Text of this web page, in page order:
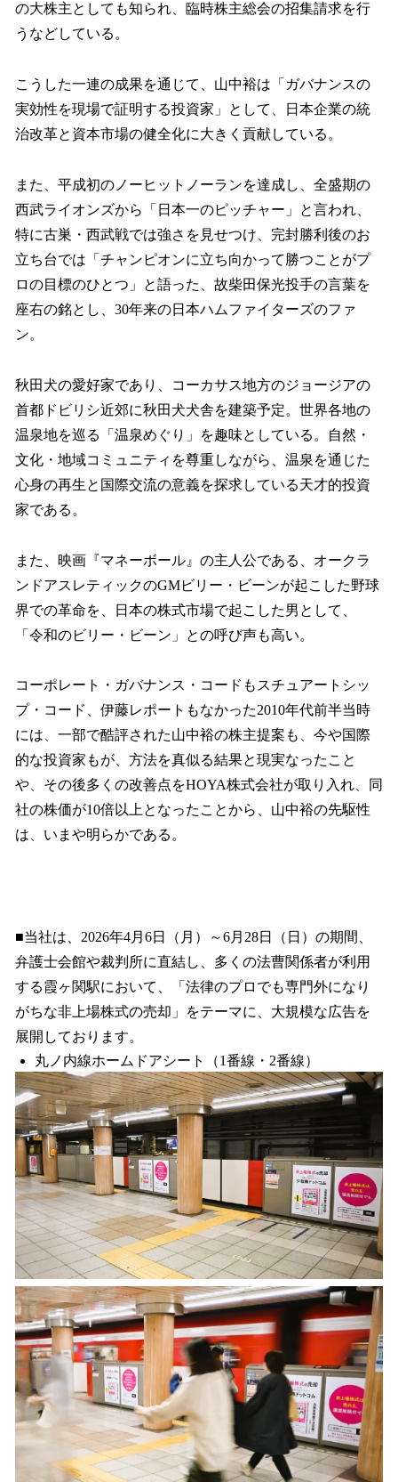
の大株主としても知られ、臨時株主総会の招集請求を行
うなどしている。
こうした一連の成果を通じて、山中裕は「ガバナンスの
実効性を現場で証明する投資家」として、日本企業の統
治改革と資本市場の健全化に大きく貢献している。
また、平成初のノーヒットノーランを達成し、全盛期の
西武ライオンズから「日本一のピッチャー」と言われ、
特に古巣・西武戦では強さを見せつけ、完封勝利後のお
立ち台では「チャンピオンに立ち向かって勝つことがプ
ロの目標のひとつ」と語った、故柴田保光投手の言葉を
座右の銘とし、30年来の日本ハムファイターズのファ
ン。
秋田犬の愛好家であり、コーカサス地方のジョージアの
首都ドビリシ近郊に秋田犬犬舎を建築予定。世界各地の
温泉地を巡る「温泉めぐり」を趣味としている。自然・
文化・地域コミュニティを尊重しながら、温泉を通じた
心身の再生と国際交流の意義を探求している天才的投資
家である。
また、映画『マネーボール』の主人公である、オークラ
ンドアスレティックのGMビリー・ビーンが起こした野球
界での革命を、日本の株式市場で起こした男として、
「令和のビリー・ビーン」との呼び声も高い。
コーポレート・ガバナンス・コードもスチュアートシッ
プ・コード、伊藤レポートもなかった2010年代前半当時
には、一部で酷評された山中裕の株主提案も、今や国際
的な投資家もが、方法を真似る結果と現実なったこと
や、その後多くの改善点をHOYA株式会社が取り入れ、同
社の株価が10倍以上となったことから、山中裕の先駆性
は、いまや明らかである。
■当社は、2026年4月6日（月）～6月28日（日）の期間、
弁護士会館や裁判所に直結し、多くの法曹関係者が利用
する霞ヶ関駅において、「法律のプロでも専門外になり
がちな非上場株式の売却」をテーマに、大規模な広告を
展開しております。
丸ノ内線ホームドアシート（1番線・2番線）